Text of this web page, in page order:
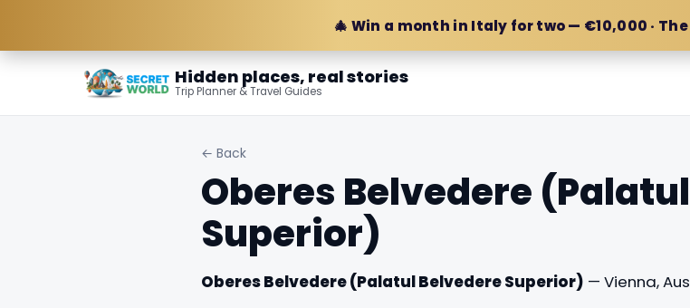
🎄 Win a month in Italy for two — €10,000 ·
Hidden places, real stories
Trip Planner & Travel Guides
← Back
Oberes Belvedere
Superior)
Oberes Belvedere (Palatul Belvedere Superior) — Vienna,